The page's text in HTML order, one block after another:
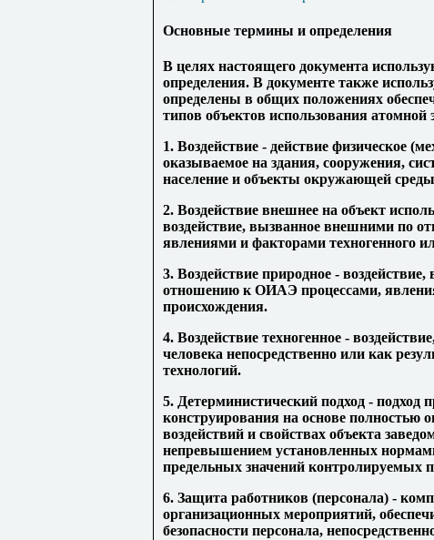
Основные термины и определения
В целях настоящего документа
определения. В документе также
определены в общих положениях
типов объектов использования атомной
1. Воздействие - действие физическое
оказываемое на здания, сооружения,
население и объекты окружающей
2. Воздействие внешнее на объект
воздействие, вызванное внешними по
явлениями и факторами техногенного
3. Воздействие природное -
отношению к ОИАЭ процессами,
происхождения.
4. Воздействие техногенное -
человека непосредственно или как
технологий.
5. Детерминистический подход - подход
конструирования на основе полностью
воздействий и свойствах объекта
непревышением установленных
предельных значений контролируемых
6. Защита работников (персонала) -
организационных мероприятий,
безопасности персонала,